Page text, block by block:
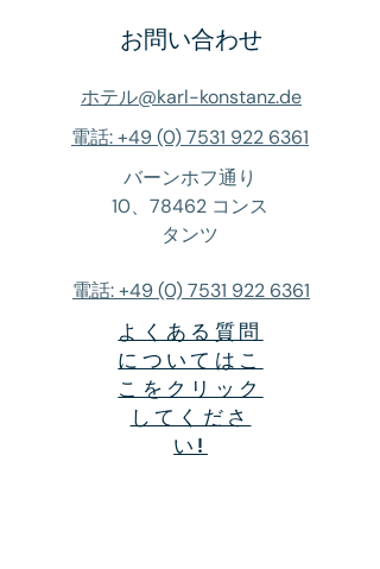
お問い合わせ
ホテル@karl-konstanz.de
電話: +49 (0) 7531 922 6361
バーンホフ通り
10、78462 コンス
タンツ
電話: +49 (0) 7531 922 6361
よくある質問
についてはこ
こをクリック
してくださ
い!